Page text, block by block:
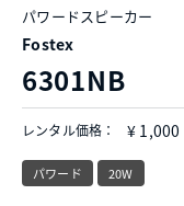
パワードスピーカー
Fostex
6301NB
レンタル価格： ¥ 1,000
パワード 20W